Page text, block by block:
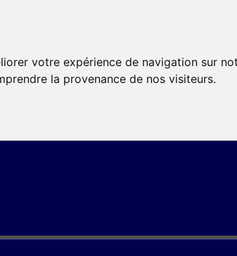
votre expérience de navigation sur
la provenance de nos visiteurs.